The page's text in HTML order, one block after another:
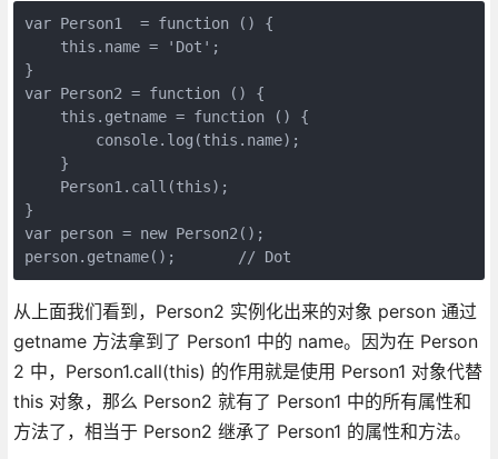
var Person1  = function () {
    this.name = 'Dot';
}
var Person2 = function () {
    this.getname = function () {
        console.log(this.name);
    }
    Person1.call(this);
}
var person = new Person2();
person.getname();       // Dot
从上面我们看到，Person2 实例化出来的对象 person 通过
getname 方法拿到了 Person1 中的 name。因为在 Person
2 中，Person1.call(this) 的作用就是使用 Person1 对象代替
this 对象，那么 Person2 就有了 Person1 中的所有属性和
方法了，相当于 Person2 继承了 Person1 的属性和方法。